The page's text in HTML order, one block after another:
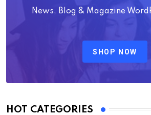
News, Blog & Magazine
SHOP NOW
HOT CATEGORIES